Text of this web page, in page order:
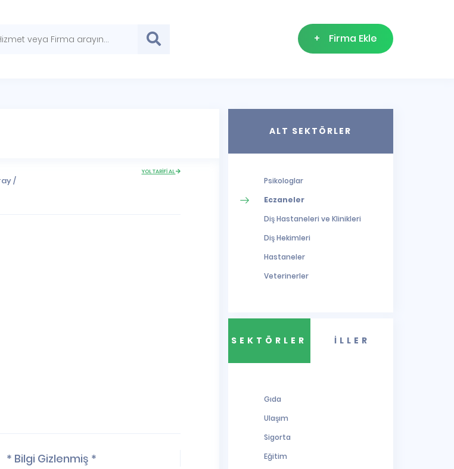
+ Firma Ekle
/
YOL TARİFİ AL
* Bilgi Gizlenmiş *
ALT SEKTÖRLER
Psikologlar
Eczaneler
Diş Hastaneleri ve Klinikleri
Diş Hekimleri
Hastaneler
Veterinerler
SEKTÖRLER İLLER
Gıda
Ulaşım
Sigorta
Eğitim